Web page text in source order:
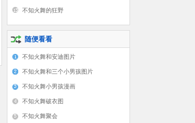
不知火舞的狂野
随便看看
不知火舞和安迪图片
不知火舞和三个小男孩图片
不知火舞小男孩漫画
不知火舞破衣图
不知火舞聚会